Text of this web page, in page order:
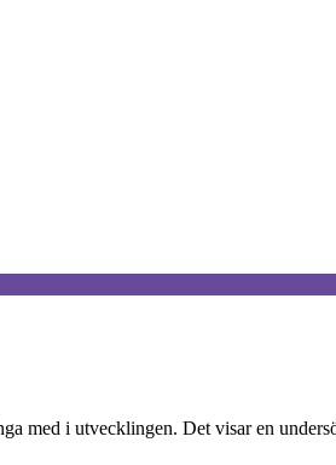
med i utvecklingen. Det visar en